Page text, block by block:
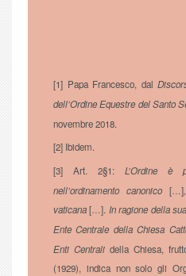
[1] Papa Francesco, dal
dell’Ordine Equestre del Santo
novembre 2018.
[2] Ibidem.
[3] Art. 2§1: L’Ordine è
nell’ordinamento canonico[…]
vaticana[…]. In ragione della
Ente Centrale della Chiesa
Enti Centrali della Chiesa,
(1929), indica non solo gli